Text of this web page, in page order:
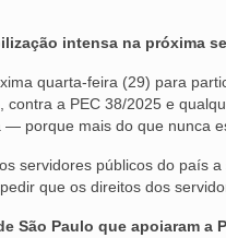
intensa na próxima
quarta-feira (29) para
contra a PEC 38/2025 e
porque mais do que nunca
servidores públicos do país
que os direitos dos
São Paulo que apoiaram a